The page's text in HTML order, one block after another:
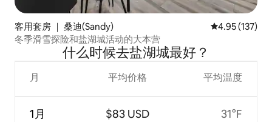
客用套房 ｜ 桑迪(Sandy) 平均评分 4.95
4.95 (137)
冬季滑雪探险和盐湖城活动的大本营
什么时候去盐湖城最好？
月
1月
平均价格
$83 USD
平均温度
31°F